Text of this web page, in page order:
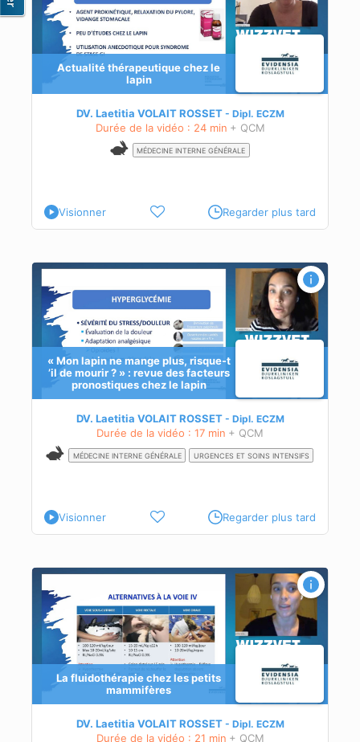
Actualité thérapeutique chez le
lapin
DV. Laetitia VOLAIT ROSSET Dipl. ECZM
Durée de la vidéo : 24 min + QCM
MÉDECINE INTERNE GÉNÉRALE
Visionner Regarder plus tard
« Mon lapin ne mange plus, risque-t
’il de mourir ? » : revue des facteurs
pronostiques chez le lapin
DV. Laetitia VOLAIT ROSSET Dipl. ECZM
Durée de la vidéo : 17 min + QCM
MÉDECINE INTERNE GÉNÉRALE URGENCES ET SOINS INTENSIFS
Visionner Regarder plus tard
La fluidothérapie chez les petits
mammifères
DV. Laetitia VOLAIT ROSSET Dipl. ECZM
Durée de la vidéo : 21 min + QCM